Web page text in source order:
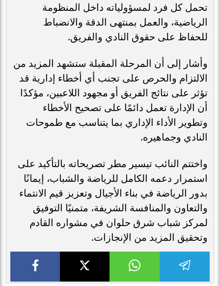
تحمل كل فرد لمسؤولياته داخل المنظومة
الرياضية، والعمل بمنتهى الدقة والانضباط
للحفاظ على حقوق النادي والفريق.
وأشار إلى أن المرحلة المقبلة ستشهد المزيد من
الالتزام والحرص على تجنب أي أخطاء إدارية قد
تؤثر على نتائج الفريق أو مجهود اللاعبين، مؤكدًا
أن الإدارة تعمل دائمًا على تصحيح الأخطاء
وتطوير الأداء الإداري بما يتناسب مع طموحات
النادي وجماهيره.
واختتم النائب تيسير مطر تصريحاته بالتأكيد على
استمرار دعمه الكامل للرياضة والشباب، إيمانًا
بدور الرياضة في بناء الأجيال وتعزيز قيم الانتماء
والتعاون والمنافسة الشريفة، متمنيًا التوفيق
لمركز شباب شرق حلوان في مشواره القادم
وتحقيق المزيد من الإنجازات.